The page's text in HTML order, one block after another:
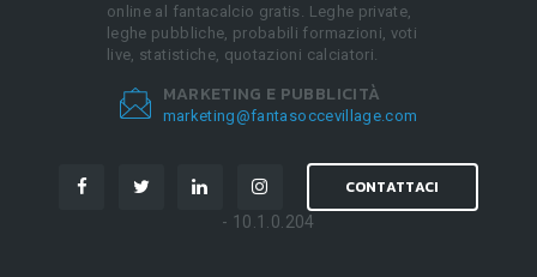
online al fantacalcio gratis. Leghe private,
leghe pubbliche, probabili formazioni, voti
live, statistiche, quotazioni calciatori.
MARKETING E PUBBLICITÀ
marketing@fantasoccevillage.com
CONTATTACI
- 10.1.0.204